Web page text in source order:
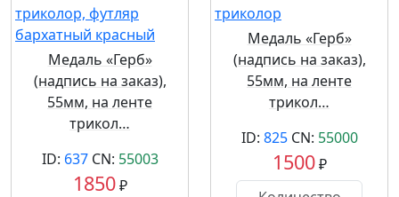
Медаль «Герб»
(надпись на заказ),
55мм, на ленте
трикол…
ID: 637CN: 55003
1850₽
Медаль «Герб»
(надпись на заказ),
55мм, на ленте
трикол…
ID: 825CN: 55000
1500₽